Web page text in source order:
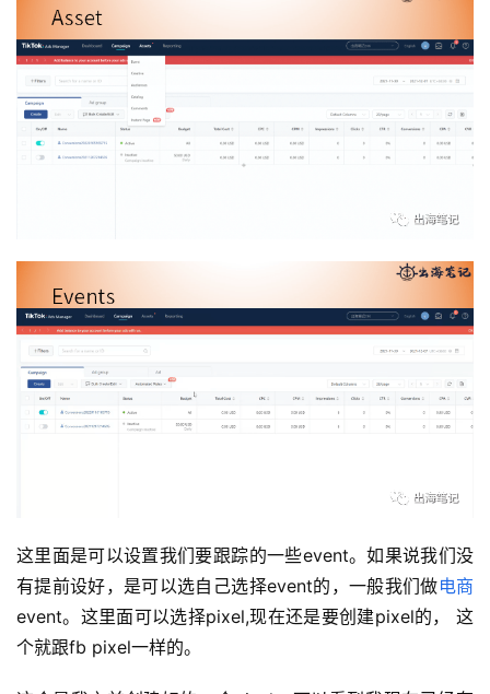
页
推
广
实
战
这里面是可以设置我们要跟踪的一些event。如果说我们没
有提前设好，是可以选自己选择event的，一般我们做电商
event。这里面可以选择pixel,现在还是要创建pixel的， 这
个就跟fb pixel一样的。